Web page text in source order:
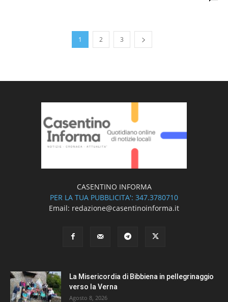
1 2 3
CASENTINO INFORMA
PER LA TUA PUBBLICITA': 347.3780710
Email: redazione@casentinoinforma.it
La Misericordia di Bibbiena in pellegrinaggio
verso la Verna
Agosto 8, 2026